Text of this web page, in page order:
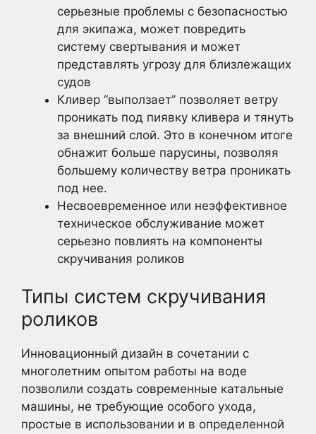
серьезные проблемы с безопасностью
для экипажа, может повредить
систему свертывания и может
представлять угрозу для близлежащих
судов
Кливер “выползает” позволяет ветру
проникать под пиявку кливера и тянуть
за внешний слой. Это в конечном итоге
обнажит больше парусины, позволяя
большему количеству ветра проникать
под нее.
Несвоевременное или неэффективное
техническое обслуживание может
серьезно повлиять на компоненты
скручивания роликов
Типы систем скручивания
роликов
Инновационный дизайн в сочетании с
многолетним опытом работы на воде
позволили создать современные катальные
машины, не требующие особого ухода,
простые в использовании и в определенной